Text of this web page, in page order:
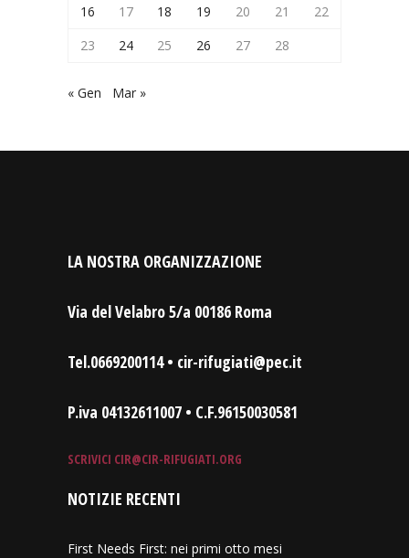
16
17 18 19 20 21
22
23
24 25 26 27 28
« Gen Mar »
LA NOSTRA ORGANIZZAZIONE
Via del Velabro 5/a 00186 Roma
Tel.0669200114 • cir-rifugiati@pec.it
P.iva 04132611007 • C.F.96150030581
SCRIVICI CIR@CIR-RIFUGIATI.ORG
NOTIZIE RECENTI
First Needs First: nei primi otto mesi